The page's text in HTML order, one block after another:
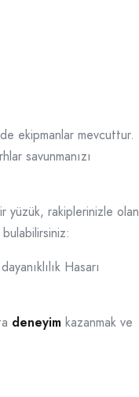
ekipmanlar mevcuttur.
savunmanızı
yüzük, rakiplerinizle olan
Hasarı
deneyim kazanmak ve